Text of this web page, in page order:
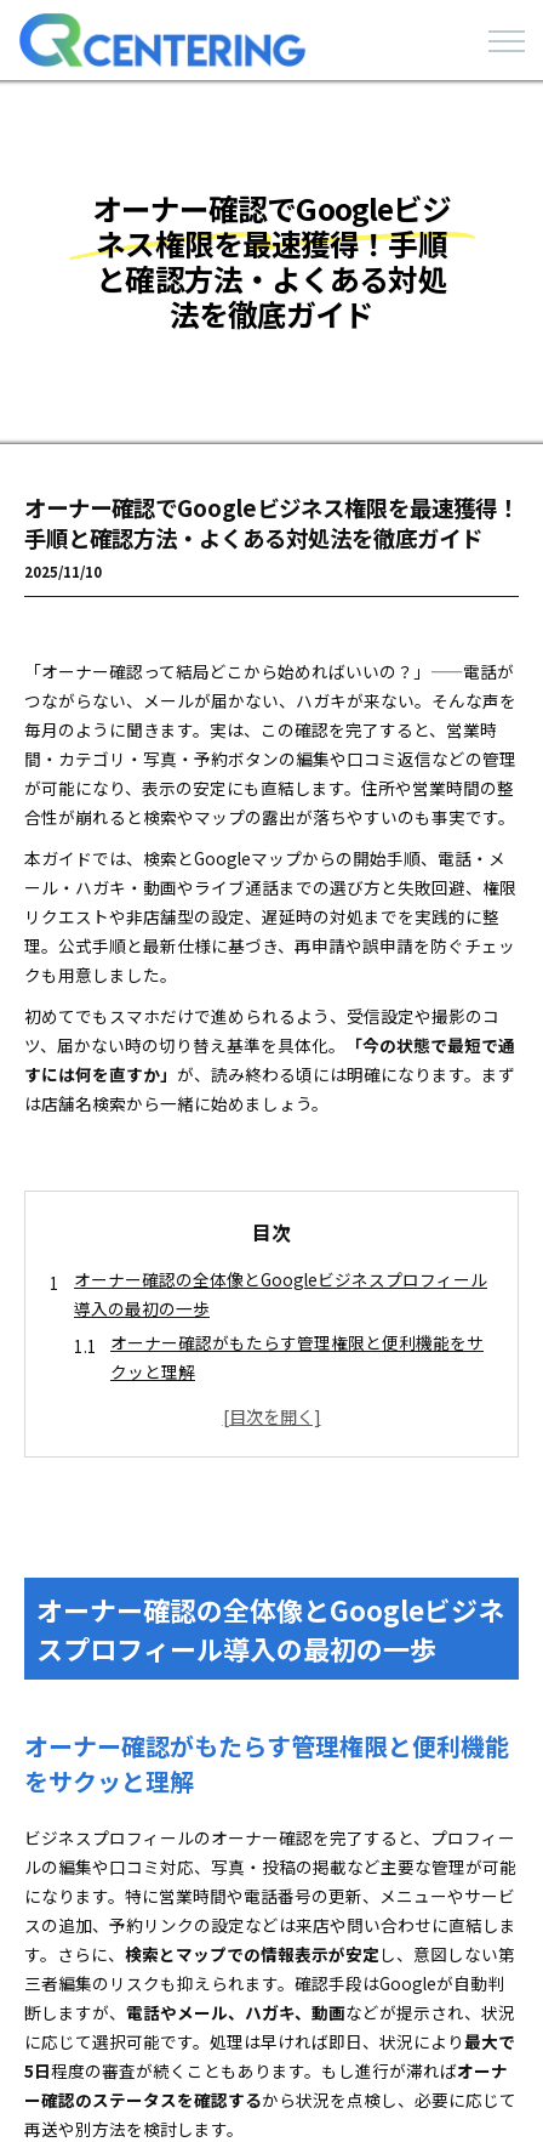
オーナー確認でGoogleビジ
ネス権限を最速獲得！手順
と確認方法・よくある対処
法を徹底ガイド
オーナー確認でGoogleビジネス権限を最速獲得！
手順と確認方法・よくある対処法を徹底ガイド
2025/11/10
「オーナー確認って結局どこから始めればいいの？」——電話が
つながらない、メールが届かない、ハガキが来ない。そんな声を
毎月のように聞きます。実は、この確認を完了すると、営業時
間・カテゴリ・写真・予約ボタンの編集や口コミ返信などの管理
が可能になり、表示の安定にも直結します。住所や営業時間の整
合性が崩れると検索やマップの露出が落ちやすいのも事実です。
本ガイドでは、検索とGoogleマップからの開始手順、電話・メ
ール・ハガキ・動画やライブ通話までの選び方と失敗回避、権限
リクエストや非店舗型の設定、遅延時の対処までを実践的に整
理。公式手順と最新仕様に基づき、再申請や誤申請を防ぐチェッ
クも用意しました。
初めてでもスマホだけで進められるよう、受信設定や撮影のコ
ツ、届かない時の切り替え基準を具体化。
「今の状態で最短で通
すには何を直すか」 が、読み終わる頃には明確になります。まず
は店舗名検索から一緒に始めましょう。
目次
オーナー確認の全体像とGoogleビジネスプロフィール
導入の最初の一歩
オーナー確認がもたらす管理権限と便利機能をサ
クッと理解
オーナー確認前に準備したいGoogleアカウントと
店舗情報チェック
オーナー確認時に選べる確認方法の特徴とベスト
な選び方
電話とメールでオーナー確認を失敗しないための実践
ポイント集
設定&注意対策
メールでオーナー確認コードを確実に受け取るた
ハガキでオーナー確認の際にやりがちなトラブルと遅
延対策マニュアル
ハガキが届かない！オーナー確認が遅れる時の原
因と賢い再送手順
動画やライブ通話でオーナー確認！スマートな撮影と
提出の極意
オーナー確認のための動画撮影ポイントと承認さ
れるための順序
ライブビデオ通話によるオーナー確認をスムーズ
に進める準備リスト
オーナー確認の全体像とGoogleビジネ
スプロフィール導入の最初の一歩
オーナー確認がもたらす管理権限と便利機能
をサクッと理解
ビジネスプロフィールのオーナー確認を完了すると、プロフィー
ルの編集や口コミ対応、写真・投稿の掲載など主要な管理が可能
になります。特に営業時間や電話番号の更新、メニューやサービ
スの追加、予約リンクの設定などは来店や問い合わせに直結しま
す。さらに、 検索とマップでの情報表示が安定し、意図しない第
三者編集のリスクも抑えられます。確認手段はGoogleが自動判
断しますが、 電話やメール、ハガキ、動画などが提示され、状況
に応じて選択可能です。処理は早ければ即日、状況により最大で
5日程度の審査が続くこともあります。もし進行が滞ればオーナ
ー確認のステータスを確認するから状況を点検し、必要に応じて
再送や別方法を検討します。